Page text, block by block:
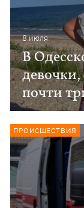
8 июля
В
почти
ПРОИСШЕСТВИЯ